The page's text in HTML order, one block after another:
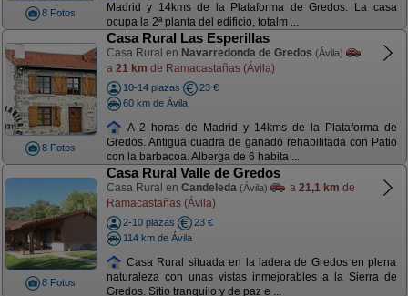
8 Fotos
Madrid y 14kms de la Plataforma de Gredos. La casa
ocupa la 2ª planta del edificio, totalm ...
8 Fotos
Casa Rural Las Esperillas
Casa Rural en Navarredonda de Gredos (Ávila)
a 21 km de Ramacastañas (Ávila)
10-14 plazas
23 €
60 km de Ávila
A 2 horas de Madrid y 14kms de la Plataforma de
Gredos. Antigua cuadra de ganado rehabilitada con Patio
con la barbacoa. Alberga de 6 habita ...
8 Fotos
Casa Rural Valle de Gredos
Casa Rural en Candeleda (Ávila) a 21,1 km de
Ramacastañas (Ávila)
2-10 plazas
23 €
114 km de Ávila
Casa Rural situada en la ladera de Gredos en plena
naturaleza con unas vistas inmejorables a la Sierra de
Gredos. Sitio tranquilo y de paz e ...